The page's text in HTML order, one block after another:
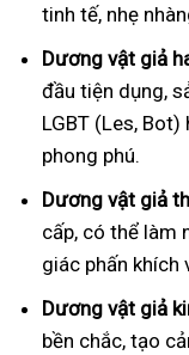
tinh tế, nhẹ
Dương vật giả
đầu tiện dụng,
LGBT (Les,
phong phú.
Dương vật giả
cấp, có thể làm
giác phấn khích
Dương vật giả
bền chắc, tạo